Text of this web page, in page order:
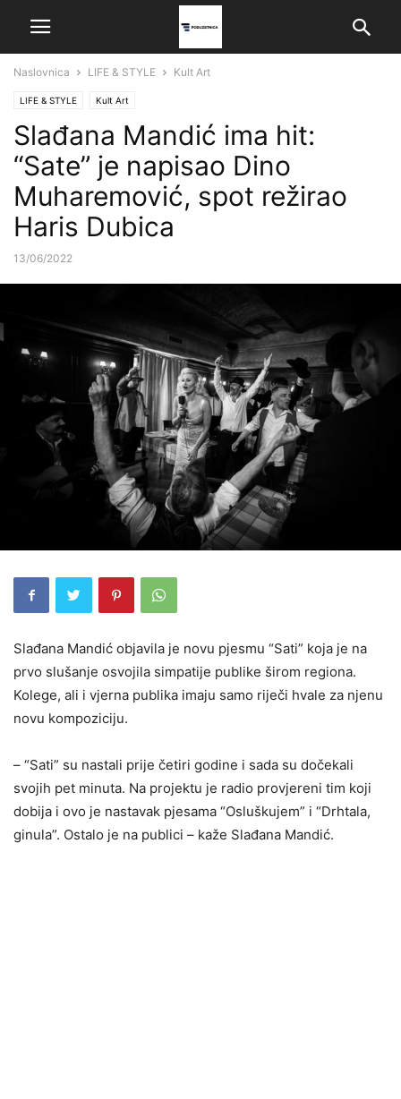
Naslovnica LIFE & STYLE Kult Art
LIFE & STYLE Kult Art
Slađana Mandić ima hit:
“Sate” je napisao Dino
Muharemović, spot režirao
Haris Dubica
13/06/2022
Slađana Mandić objavila je novu pjesmu “Sati” koja je na
prvo slušanje osvojila simpatije publike širom regiona.
Kolege, ali i vjerna publika imaju samo riječi hvale za njenu
novu kompoziciju.
– “Sati” su nastali prije četiri godine i sada su dočekali
svojih pet minuta. Na projektu je radio provjereni tim koji
dobija i ovo je nastavak pjesama “Osluškujem” i “Drhtala,
ginula”. Ostalo je na publici – kaže Slađana Mandić.